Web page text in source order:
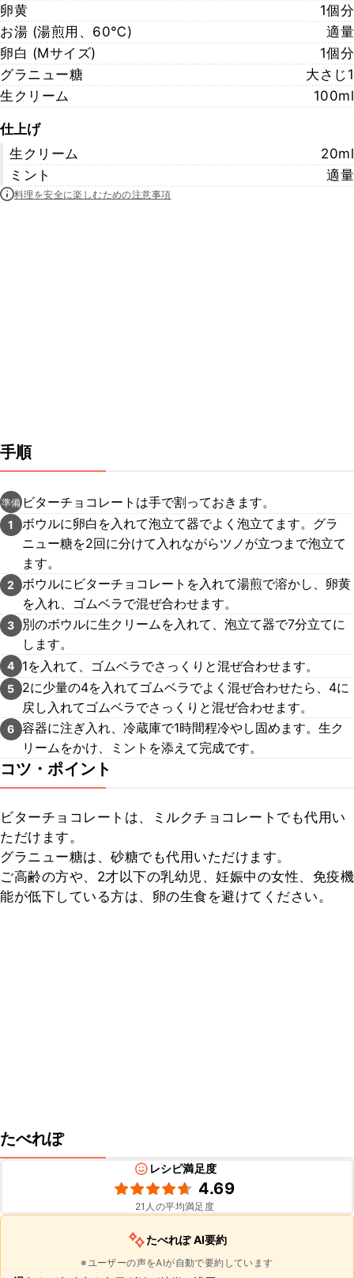
卵黄
1個分
お湯 (湯煎用、60℃)
適量
卵白 (Mサイズ)
1個分
グラニュー糖
大さじ1
生クリーム
100ml
仕上げ
生クリーム
20ml
ミント
適量
料理を安全に楽しむための注意事項
手順
準備 ビターチョコレートは手で割っておきます。
1
ボウルに卵白を入れて泡立て器でよく泡立てます。グラ
ニュー糖を2回に分けて入れながらツノが立つまで泡立て
ます。
2
ボウルにビターチョコレートを入れて湯煎で溶かし、卵黄
を入れ、ゴムベラで混ぜ合わせます。
3
別のボウルに生クリームを入れて、泡立て器で7分立てに
します。
4 1を入れて、ゴムベラでさっくりと混ぜ合わせます。
5
2に少量の4を入れてゴムベラでよく混ぜ合わせたら、4に
戻し入れてゴムベラでさっくりと混ぜ合わせます。
6 容器に注ぎ入れ、冷蔵庫で1時間程冷やし固めます。生ク
リームをかけ、ミントを添えて完成です。
コツ・ポイント
ビターチョコレートは、ミルクチョコレートでも代用い
ただけます。
グラニュー糖は、砂糖でも代用いただけます。
ご高齢の方や、2才以下の乳幼児、妊娠中の女性、免疫機
能が低下している方は、卵の生食を避けてください。
たべれぽ
レシピ満足度
4.69
21 人の平均満足度
たべれぽ AI要約
※ユーザーの声をAIが自動で要約しています